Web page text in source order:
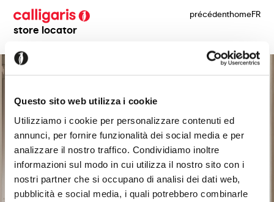
Questo sito web utilizza i cookie
Utilizziamo i cookie per personalizzare contenuti ed
annunci, per fornire funzionalità dei social media e per
analizzare il nostro traffico. Condividiamo inoltre
informazioni sul modo in cui utilizza il nostro sito con i
nostri partner che si occupano di analisi dei dati web,
pubblicità e social media, i quali potrebbero combinarle
store locator
précédenthomeFR